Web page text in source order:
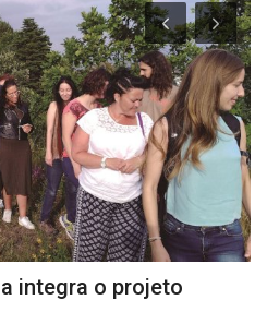
integra o projeto